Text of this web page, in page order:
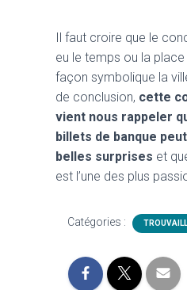
Il faut croire que le
eu le temps ou la place
façon symbolique la
de conclusion, cette
vient nous rappeler
billets de banque
belles surprises et
est l’une des plus
Catégories :